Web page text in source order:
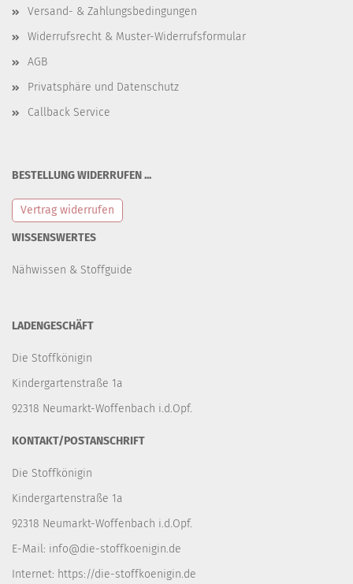
Versand- & Zahlungsbedingungen
Widerrufsrecht & Muster-Widerrufsformular
AGB
Privatsphäre und Datenschutz
Callback Service
BESTELLUNG WIDERRUFEN ...
Vertrag widerrufen
WISSENSWERTES
Nähwissen & Stoffguide
LADENGESCHÄFT
Die Stoffkönigin
Kindergartenstraße 1a
92318 Neumarkt-Woffenbach i.d.Opf.
KONTAKT/POSTANSCHRIFT
Die Stoffkönigin
Kindergartenstraße 1a
92318 Neumarkt-Woffenbach i.d.Opf.
E-Mail: info@die-stoffkoenigin.de
Internet: https://die-stoffkoenigin.de